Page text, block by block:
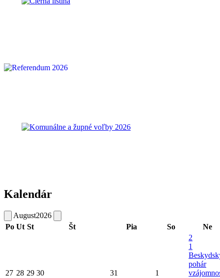
Kalendár
August2026
Po Ut St Št Pia So Ne
27 28 29 30 31 1
2
1
pohár